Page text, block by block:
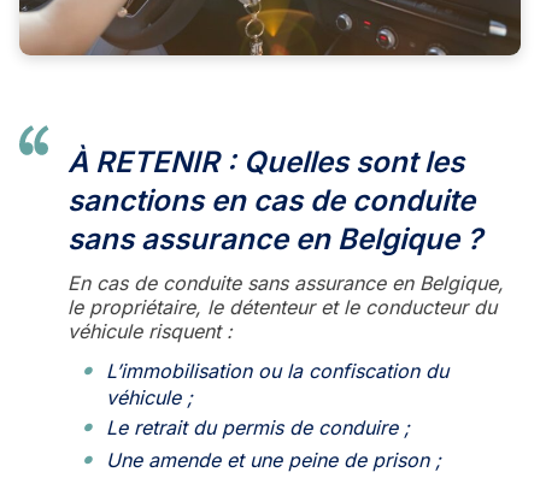
À RETENIR : Quelles sont les
sanctions en cas de conduite
sans assurance en Belgique ?
En cas de conduite sans assurance en Belgique,
le propriétaire, le détenteur et le conducteur du
véhicule risquent :
L’immobilisation ou la confiscation du
véhicule ;
Le retrait du permis de conduire ;
Une amende et une peine de prison ;